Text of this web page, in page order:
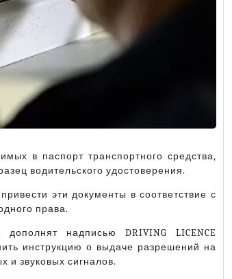
в паспорт транспортного средства,
водительского удостоверения.
эти документы в соответствие с
права.
дополнят надписью DRIVING LICENCE
инструкцию о выдаче разрешений на
и звуковых сигналов.